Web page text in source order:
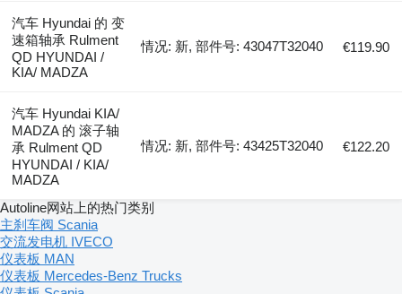
汽车 Hyundai 的 变
速箱轴承 Rulment
QD HYUNDAI /
KIA/ MADZA
情况: 新, 部件号: 43047T32040 €119.90
汽车 Hyundai KIA/
MADZA 的 滚子轴
承 Rulment QD
HYUNDAI / KIA/
MADZA
情况: 新, 部件号: 43425T32040 €122.20
Autoline网站上的热门类别
主刹车阀 Scania
交流发电机 IVECO
仪表板 MAN
仪表板 Mercedes-Benz Trucks